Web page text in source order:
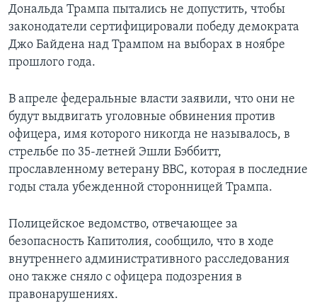
Дональда Трампа пытались не допустить, чтобы
законодатели сертифицировали победу демократа
Джо Байдена над Трампом на выборах в ноябре
прошлого года.
В апреле федеральные власти заявили, что они не
будут выдвигать уголовные обвинения против
офицера, имя которого никогда не называлось, в
стрельбе по 35-летней Эшли Бэббитт,
прославленному ветерану ВВС, которая в последние
годы стала убежденной сторонницей Трампа.
Полицейское ведомство, отвечающее за
безопасность Капитолия, сообщило, что в ходе
внутреннего административного расследования
оно также сняло с офицера подозрения в
правонарушениях.